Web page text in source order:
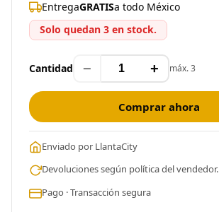
EntregaGRATISa todo México
Solo quedan 3 en stock.
Cantidad − + máx. 3
Comprar ahora
Enviado por LlantaCity
Devoluciones según política del vendedor.
Pago · Transacción segura